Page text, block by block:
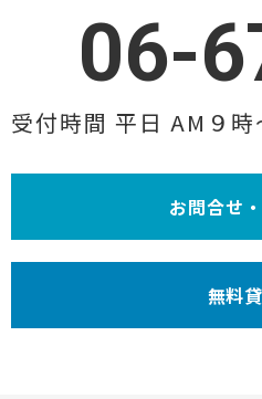
06-
受付時間 平日 AM９時
お問合せ
無料